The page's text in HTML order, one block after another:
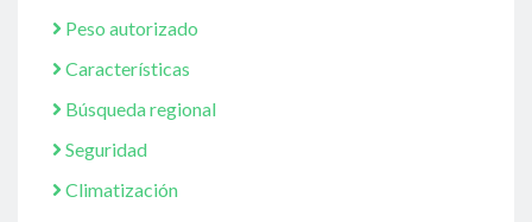
Peso autorizado
Características
Búsqueda regional
Seguridad
Climatización